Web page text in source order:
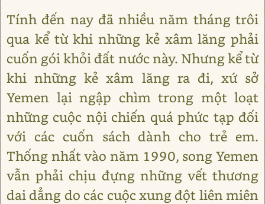
Tính đến nay đã nhiều năm tháng trôi
qua kể từ khi những kẻ xâm lăng phải
cuốn gói khỏi đất nước này. Nhưng kể từ
khi những kẻ xâm lăng ra đi, xứ sở
Yemen lại ngập chìm trong một loạt
những cuộc nội chiến quá phức tạp đối
với các cuốn sách dành cho trẻ em.
Thống nhất vào năm 1990, song Yemen
vẫn phải chịu đựng những vết thương
dai dẳng do các cuộc xung đột liên miên